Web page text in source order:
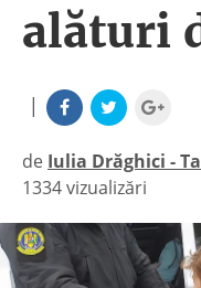
alături
|
de Iulia Drăghici -
|
1334 vizualizări